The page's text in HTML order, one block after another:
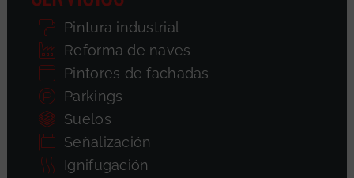
Pintura industrial
Reforma de naves
Pintores de fachadas
Parkings
Suelos
Señalización
Ignifugación